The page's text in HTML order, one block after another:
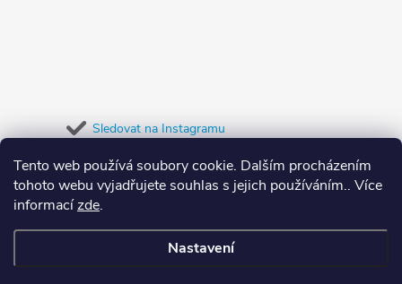
Tento web používá soubory cookie. Dalším procházením
tohoto webu vyjadřujete souhlas s jejich používáním.. Více
informacízde.
Nastavení
Sledovat na Instagramu
Přijímáme online platby